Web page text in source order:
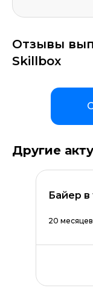
Отзывы
Skillbox
Другие
Байер в
20 месяцев